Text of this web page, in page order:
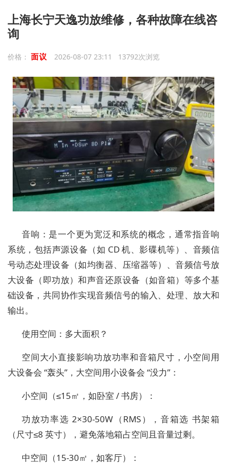
上海长宁天逸功放维修，各种故障在线咨
询
价格： 面议 2026-08-07 23:11 13792次浏览
音响：是一个更为宽泛和系统的概念，通常指音响
系统，包括声源设备（如 CD 机、影碟机等）、音频信
号动态处理设备（如均衡器、压缩器等）、音频信号放
大设备（即功放）和声音还原设备（如音箱）等多个基
础设备，共同协作实现音频信号的输入、处理、放大和
输出。
使用空间：多大面积？
空间大小直接影响功放功率和音箱尺寸，小空间用
大设备会 “轰头”，大空间用小设备会 “没力”：
小空间（≤15㎡，如卧室 / 书房）：
功放功率选 2×30-50W（RMS），音箱选 书架箱
（尺寸≤8 英寸），避免落地箱占空间且音量过剩。
中空间（15-30㎡，如客厅）：